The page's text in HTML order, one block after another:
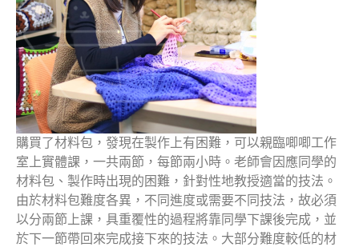
購買了材料包，發現在製作上有困難，可以親臨唧唧工作
室上實體課，一共兩節，每節兩小時。老師會因應同學的
材料包、製作時出現的困難，針對性地教授適當的技法。
由於材料包難度各異，不同進度或需要不同技法，故必須
以分兩節上課，具重覆性的過程將靠同學下課後完成，並
於下一節帶回來完成接下來的技法。大部分難度較低的材